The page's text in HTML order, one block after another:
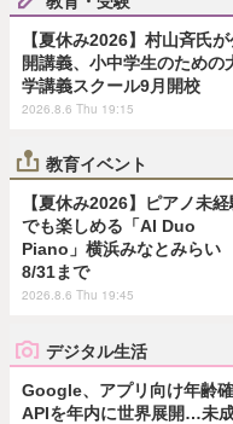
【夏休み2026】村山斉氏
開講義、小中学生のための
学講義スクール9月開校
2026.8.6 Thu 19:15
教育イベント
【夏休み2026】ピアノ未
でも楽しめる「AI Duo
Piano」横浜みなとみらい
8/31まで
2026.8.6 Thu 19:45
デジタル生活
Google、アプリ向け年齢
APIを年内に世界展開…未